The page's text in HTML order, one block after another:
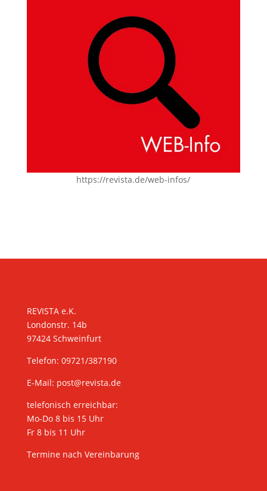
https://revista.de/web-infos/
REVISTA e.K.
Londonstr. 14b
97424 Schweinfurt
Telefon: 09721/387190
E-Mail: post@revista.de
telefonisch erreichbar:
Mo-Do 8 bis 15 Uhr
Fr 8 bis 11 Uhr
Termine nach Vereinbarung